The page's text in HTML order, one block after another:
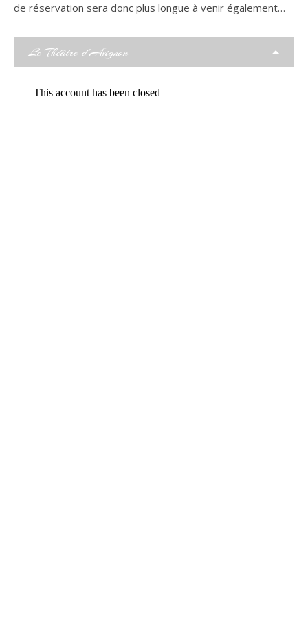
de réservation sera donc plus longue à venir également…
Le Théâtre d'Avignon